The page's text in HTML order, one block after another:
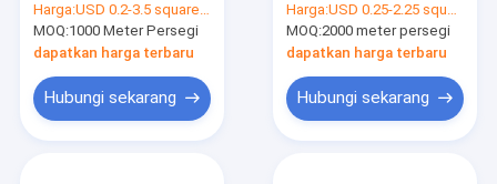
Lembar Anti
Rembesan
Perlindungan Anti
Selip Tanah
Harga:USD 0.2-3.5 square meters
MOQ:1000 Meter Persegi
dapatkan harga terbaru
Hubungi sekarang
Geomembrane Fabric
ASTM Tebal 1.5mm
Harga:USD 0.25-2.25 square meters
MOQ:2000 meter persegi
dapatkan harga terbaru
Hubungi sekarang